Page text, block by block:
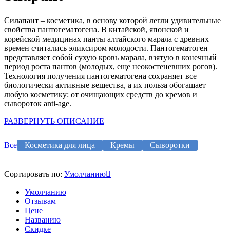
Силапант – косметика, в основу которой легли удивительные
свойства пантогематогена. В китайской, японской и
корейской медицинах панты алтайского марала с древних
времен считались эликсиром молодости. Пантогематоген
представляет собой сухую кровь марала, взятую в конечный
период роста пантов (молодых, еще неокостеневших рогов).
Технология получения пантогематогена сохраняет все
биологически активные вещества, а их польза обогащает
любую косметику: от очищающих средств до кремов и
сывороток anti-age.
РАЗВЕРНУТЬ ОПИСАНИЕ
Все Косметика для лица Кремы Сыворотки
Сортировать по: Умолчанию
Умолчанию
Отзывам
Цене
Названию
Скидке